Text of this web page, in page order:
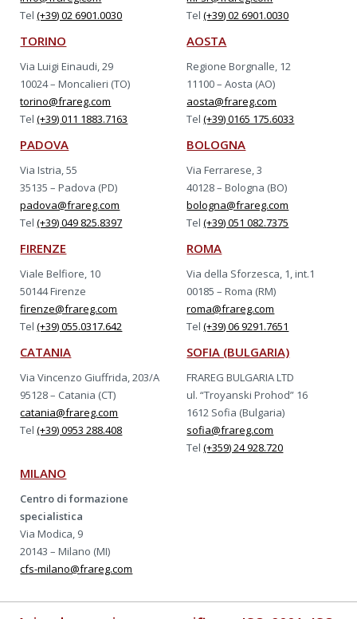
Tel(+39) 02 6901.0030
Tel(+39) 02 6901.0030
TORINO
Via Luigi Einaudi, 29
10024 – Moncalieri (TO)
torino@frareg.com
Tel(+39) 011 1883.7163
AOSTA
Regione Borgnalle, 12
11100 – Aosta (AO)
aosta@frareg.com
Tel(+39) 0165 175.6033
PADOVA
Via Istria, 55
35135 – Padova (PD)
padova@frareg.com
Tel(+39) 049 825.8397
BOLOGNA
Via Ferrarese, 3
40128 – Bologna (BO)
bologna@frareg.com
Tel(+39) 051 082.7375
FIRENZE
Viale Belfiore, 10
50144 Firenze
firenze@frareg.com
Tel(+39) 055.0317.642
ROMA
Via della Sforzesca, 1, int.1
00185 – Roma (RM)
roma@frareg.com
Tel(+39) 06 9291.7651
CATANIA
Via Vincenzo Giuffrida, 203/A
95128 – Catania (CT)
catania@frareg.com
Tel(+39) 0953 288.408
SOFIA (BULGARIA)
FRAREG BULGARIA LTD
ul. “Troyanski Prohod” 16
1612 Sofia (Bulgaria)
sofia@frareg.com
Tel(+359) 24 928.720
MILANO
Centro di formazione
specialistica
Via Modica, 9
20143 – Milano (MI)
cfs-milano@frareg.com